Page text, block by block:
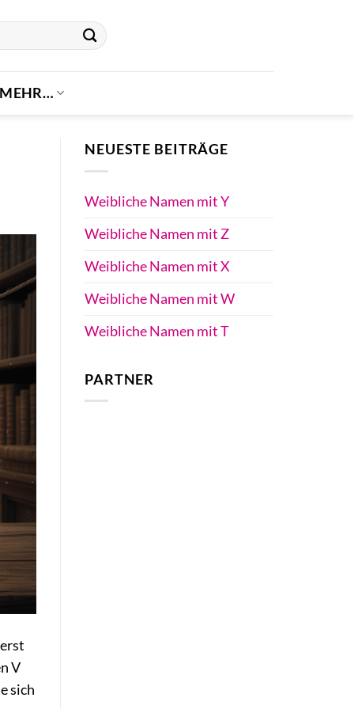
MEHR…
V
sich
NEUESTE BEITRÄGE
Weibliche Namen mit Y
Weibliche Namen mit Z
Weibliche Namen mit X
Weibliche Namen mit W
Weibliche Namen mit T
PARTNER